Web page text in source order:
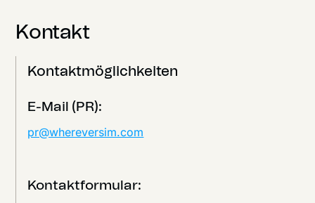
Kontakt
Kontaktmöglichkeiten
E-Mail (PR):
pr@whereversim.com
Kontaktformular: